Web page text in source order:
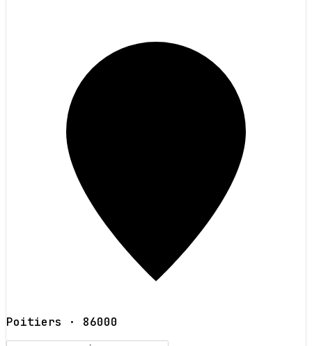
Poitiers · 86000